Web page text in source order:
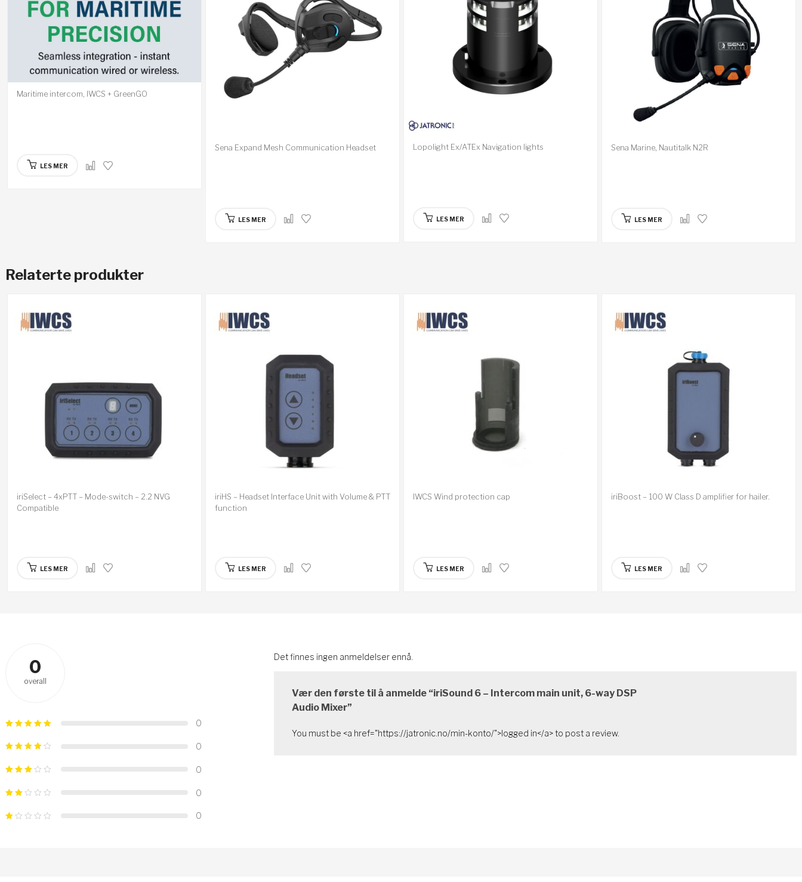
Maritime intercom, IWCS + GreenGO
LES MER
Sena Expand Mesh Communication Headset
LES MER
Lopolight Ex/ATEx Navigation lights
LES MER
Sena Marine, Nautitalk N2R
LES MER
Relaterte produkter
iriSelect – 4xPTT – Mode-switch – 2.2 NVG
Compatible
LES MER
iriHS – Headset Interface Unit with Volume & PTT
function
LES MER
IWCS Wind protection cap
LES MER
iriBoost – 100 W Class D amplifier for hailer.
LES MER
0
overall
0
0
0
0
0
Det finnes ingen anmeldelser ennå.
Vær den første til å anmelde “iriSound 6 – Intercom main unit, 6-way DSP
Audio Mixer”
You must be <a href="https://jatronic.no/min-konto/">logged in</a> to post a review.